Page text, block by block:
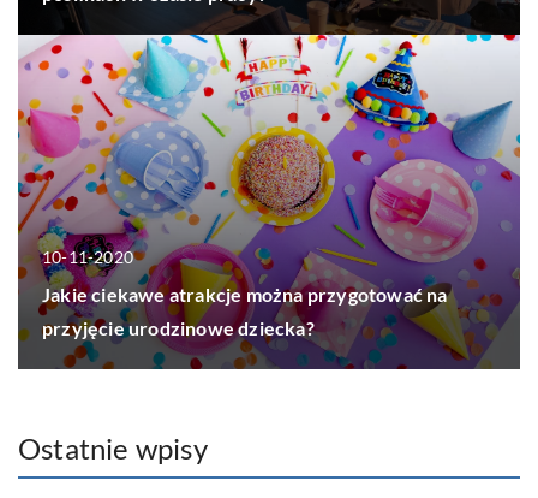
10-11-2020
Jakie ciekawe atrakcje można przygotować na
przyjęcie urodzinowe dziecka?
Ostatnie wpisy